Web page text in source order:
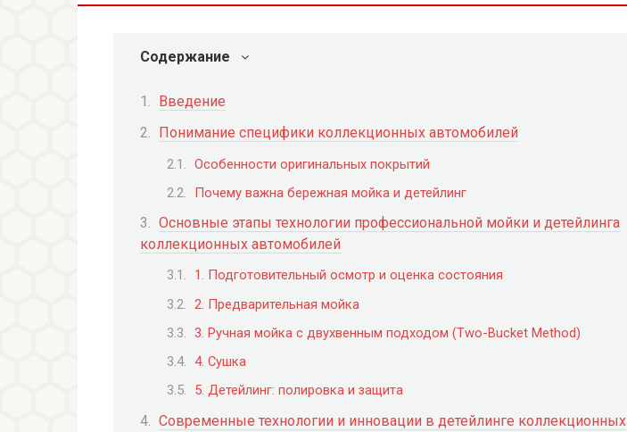
Содержание
Введение
Понимание специфики коллекционных автомобилей
Особенности оригинальных покрытий
Почему важна бережная мойка и детейлинг
Основные этапы технологии профессиональной мойки и детейлинга
коллекционных автомобилей
1. Подготовительный осмотр и оценка состояния
2. Предварительная мойка
3. Ручная мойка с двухвенным подходом (Two-Bucket Method)
4. Сушка
5. Детейлинг: полировка и защита
Современные технологии и инновации в детейлинге коллекционных